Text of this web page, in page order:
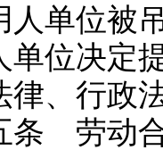
单位被吊
单位决定
、行政法
劳动合